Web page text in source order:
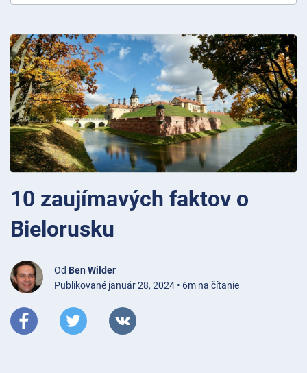
10 zaujímavých faktov o
Bielorusku
Od Ben Wilder
Publikované január 28, 2024 • 6m na čítanie